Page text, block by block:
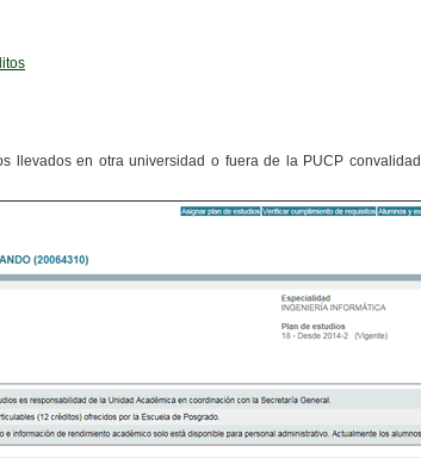
llevados en otra universidad o fuera de la PUCP